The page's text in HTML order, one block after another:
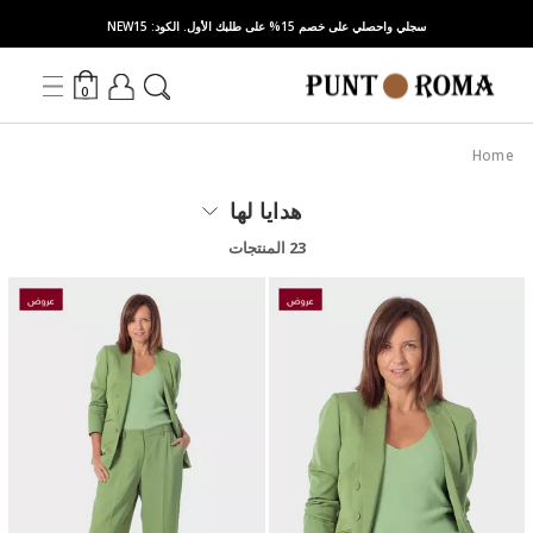
سجلي واحصلي على خصم 15% على طلبك الأول. الكود: NEW15
0
Home
هدايا لها
23 المنتجات